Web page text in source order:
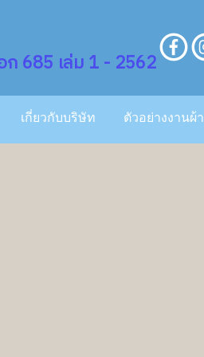
685 เล่ม 1 - 2562
เกี่ยวกับบริษัท ตัวอย่างงานผ้า